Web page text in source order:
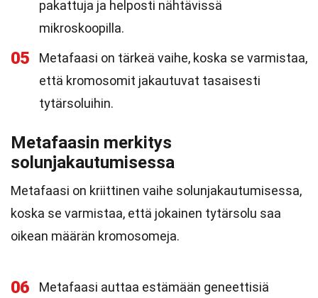
pakattuja ja helposti nähtävissä
mikroskoopilla.
05
Metafaasi on tärkeä vaihe, koska se varmistaa,
että kromosomit jakautuvat tasaisesti
tytärsoluihin.
Metafaasin merkitys
solunjakautumisessa
Metafaasi on kriittinen vaihe solunjakautumisessa,
koska se varmistaa, että jokainen tytärsolu saa
oikean määrän kromosomeja.
06
Metafaasi auttaa estämään geneettisiä